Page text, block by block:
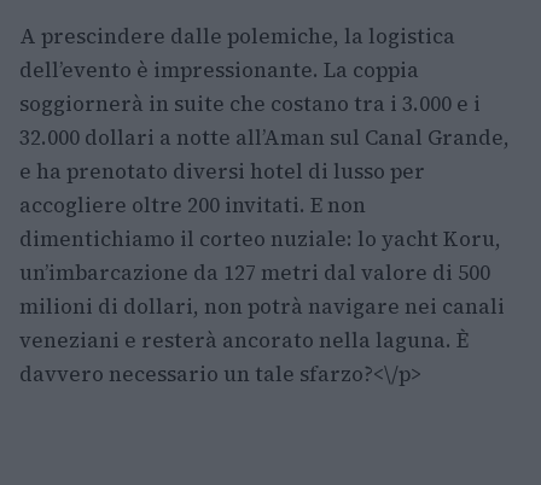
A prescindere dalle polemiche, la logistica
dell’evento è impressionante. La coppia
soggiornerà in suite che costano tra i 3.000 e i
32.000 dollari a notte all’Aman sul Canal Grande,
e ha prenotato diversi hotel di lusso per
accogliere oltre 200 invitati. E non
dimentichiamo il corteo nuziale: lo yacht Koru,
un’imbarcazione da 127 metri dal valore di 500
milioni di dollari, non potrà navigare nei canali
veneziani e resterà ancorato nella laguna. È
davvero necessario un tale sfarzo?<\/p>